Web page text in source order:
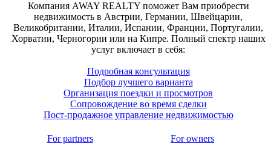
Компания AWAY REALTY поможет Вам приобрести
недвижимость в Австрии, Германии, Швейцарии,
Великобритании, Италии, Испании, Франции, Португалии,
Хорватии, Черногории или на Кипре. Полный спектр наших
услуг включает в себя:
Подробная консультация
Подбор лучшего варианта
Организация поездки и просмотров
Сопровождение во время сделки
Пост-продажное управление недвижимостью
For partners For owners